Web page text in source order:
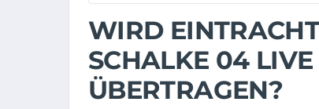
WIRD
SCHALKE 04
ÜBERTRAGEN?